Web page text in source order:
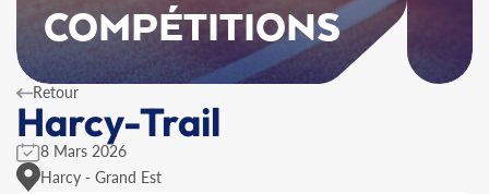
COMPÉTITIONS
Retour
Harcy-Trail
8 Mars 2026
Harcy - Grand Est